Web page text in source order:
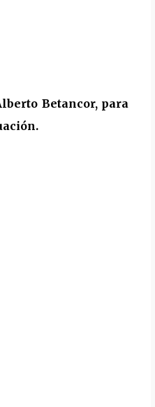
Betancor, para